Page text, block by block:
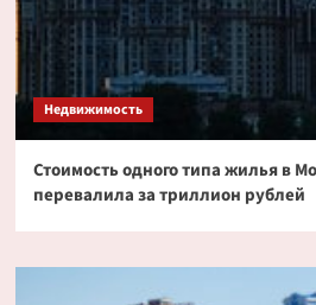
Недвижимость
Стоимость одного типа жилья в
перевалила за триллион рублей